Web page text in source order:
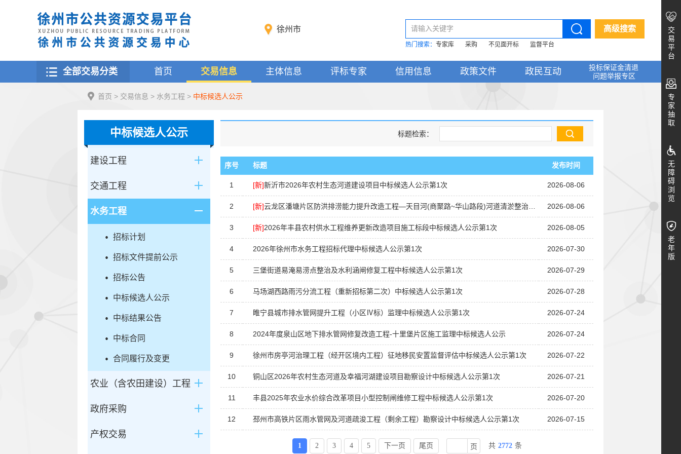
徐州市 高级搜索
请输入关键字
热门搜索： 专家库 采购 不见面开标 监督平台
全部交易分类 首页 交易信息 主体信息 评标专家 信用信息 政策文件 政民互动
投标保证金清退
问题举报专区
交
易
平
台
专
家
抽
取
无
障
碍
浏
览
老
年
版
首页 > 交易信息 > 水务工程 > 中标候选人公示
中标候选人公示
建设工程
交通工程
水务工程
招标计划
招标文件提前公示
招标公告
中标候选人公示
中标结果公告
中标合同
合同履行及变更
农业（含农田建设）工程
政府采购
产权交易
标题检索：
序号 标题 发布时间
1 [新]新沂市2026年农村生态河道建设项目中标候选人公示第1次 2026-08-06
2 [新]云龙区潘塘片区防洪排涝能力提升改造工程—天目河(商聚路~华山路段)河道清淤整治工程中标候选人公示第1次 2026-08-06
3 [新]2026年丰县农村供水工程维养更新改造项目施工标段中标候选人公示第1次 2026-08-05
4 2026年徐州市水务工程招标代理中标候选人公示第1次 2026-07-30
5 三堡街道易淹易涝点整治及水利涵闸修复工程中标候选人公示第1次 2026-07-29
6 马场湖西路雨污分流工程（重新招标第二次）中标候选人公示第1次 2026-07-28
7 睢宁县城市排水管网提升工程（小区Ⅳ标）监理中标候选人公示第1次 2026-07-24
8 2024年度泉山区地下排水管网修复改造工程-十里堡片区施工监理中标候选人公示 2026-07-24
9 徐州市房亭河治理工程（经开区境内工程）征地移民安置监督评估中标候选人公示第1次 2026-07-22
10 铜山区2026年农村生态河道及幸福河湖建设项目勘察设计中标候选人公示第1次 2026-07-21
11 丰县2025年农业水价综合改革项目小型控制闸维修工程中标候选人公示第1次 2026-07-20
12 邳州市高铁片区雨水管网及河道疏浚工程（剩余工程）勘察设计中标候选人公示第1次 2026-07-15
1 2 3 4 5 下一页 尾页 页 共 2772 条